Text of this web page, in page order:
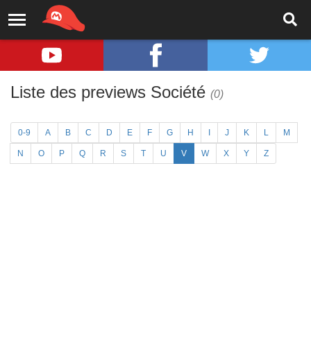
Liste des previews Société (0)
0-9 A B C D E F G H J K L M
N O P Q R S T U V W X Y Z